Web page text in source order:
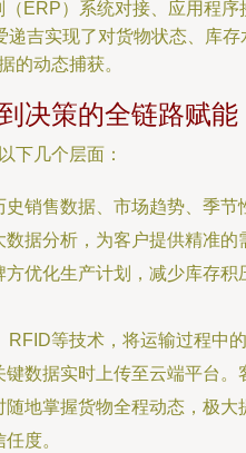
ERP）系统对接、应用程序
吉实现了对货物状态、库存
的动态捕获。
决策的全链路赋能
下几个层面：
史销售数据、市场趋势、季节
据分析，为客户提供精准的
优化生产计划，减少库存积
RFID等技术，将运输过程中的
数据实时上传至云端平台。
地掌握货物全程动态，极大
度。